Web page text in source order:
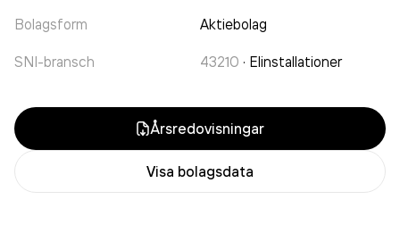
Bolagsform Aktiebolag
SNI-bransch 43210 · Elinstallationer
Årsredovisningar
Visa bolagsdata